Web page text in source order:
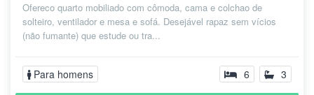
Ofereco quarto mobiliado com cômoda, cama e colchao de
solteiro, ventilador e mesa e sofá. Desejável rapaz sem vícios
(não fumante) que estude ou tra...
Para homens 6 3